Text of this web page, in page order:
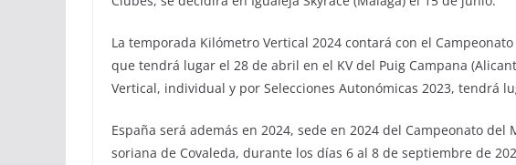
La temporada Kilómetro Vertical 2024 contará con el
que tendrá lugar el 28 de abril en el KV del Puig Campana
Vertical, individual y por Selecciones Autonómicas 2023, tendrá
España será además en 2024, sede en 2024 del Campeonato
soriana de Covaleda, durante los días 6 al 8 de septiembre de